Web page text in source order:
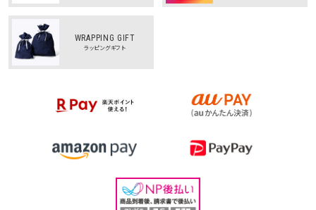
WRAPPING GIFT
ラッピングギフト